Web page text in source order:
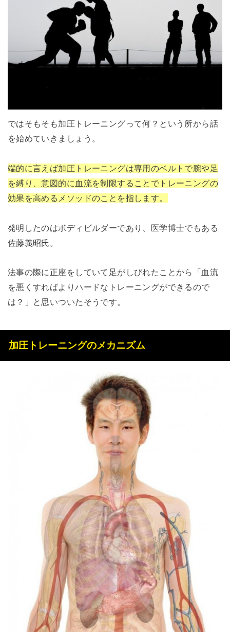
ではそもそも加圧トレーニングって何？という所から話
を始めていきましょう。
端的に言えば加圧トレーニングは専用のベルトで腕や足
を縛り、意図的に血流を制限することでトレーニングの
効果を高めるメソッドのことを指します。
発明したのはボディビルダーであり、医学博士でもある
佐藤義昭氏。
法事の際に正座をしていて足がしびれたことから「血流
を悪くすればよりハードなトレーニングができるので
は？」と思いついたそうです。
加圧トレーニングのメカニズム